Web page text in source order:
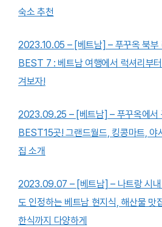
숙소 추천
2023.10.05 – [베트남] – 푸꾸옥 북부
BEST 7 : 베트남 여행에서 럭셔리부
겨보자!
2023.09.25 – [베트남] – 푸꾸옥에서
BEST15곳! 그랜드월드, 킹콩마트, 야
집 소개
2023.09.07 – [베트남] – 나트랑 시내
도 인정하는 베트남 현지식, 해산물 맛
한식까지 다양하게